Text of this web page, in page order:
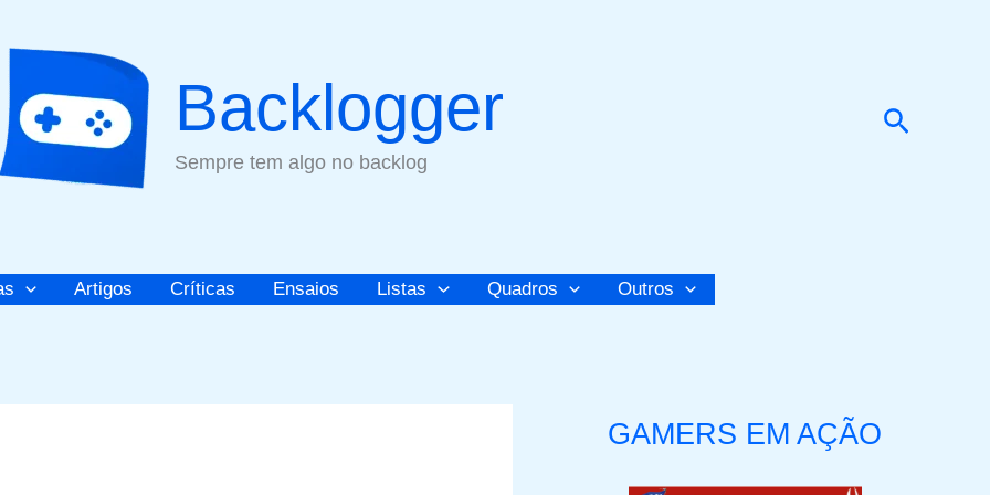
Backlogger
Sempre tem algo no backlog
Artigos Críticas Ensaios Listas Quadros Outros
GAMERS EM AÇÃO